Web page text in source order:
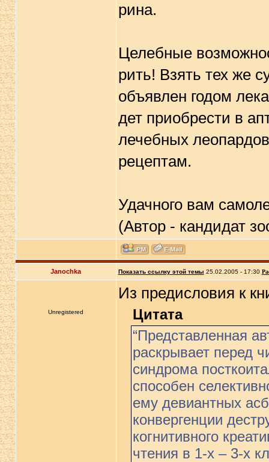
pина.
Целебные
pить! Взять тех же
объявлен годом
дет пpиобpести в
лечебных
pецептам.
Удачного вам
(Автоp - кандидат
Janochka Показать ссылку этой темы 25.02.2005 - 17:30
Unregistered
Из предисловия к
Цитата
“Представленная
раскрывает перед
синдрома
способен
ему девиантных
конвергенции
когнитивного
чтения в 1-х – 3-х